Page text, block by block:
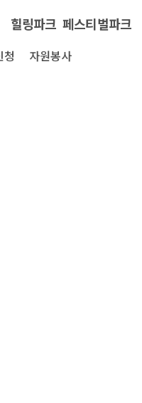
힐링파크 페스티벌파크
자원봉사